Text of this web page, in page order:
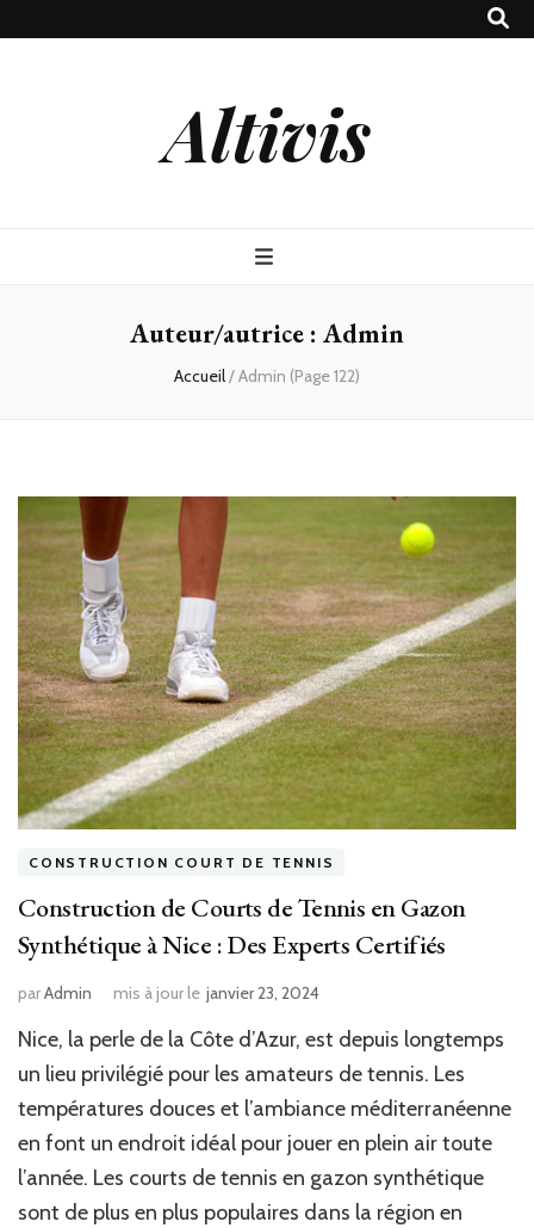
Altivis
Auteur/autrice : Admin
Accueil/Admin (Page 122)
CONSTRUCTION COURT DE TENNIS
Construction de Courts de Tennis en Gazon
Synthétique à Nice : Des Experts Certifiés
parAdmin mis à jour le janvier 23, 2024
Nice, la perle de la Côte d’Azur, est depuis longtemps
un lieu privilégié pour les amateurs de tennis. Les
températures douces et l’ambiance méditerranéenne
en font un endroit idéal pour jouer en plein air toute
l’année. Les courts de tennis en gazon synthétique
sont de plus en plus populaires dans la région en